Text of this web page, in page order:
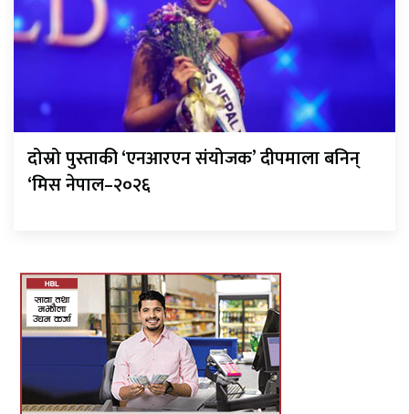
दोस्रो पुस्ताकी ‘एनआरएन संयोजक’ दीपमाला बनिन्
‘मिस नेपाल–२०२६